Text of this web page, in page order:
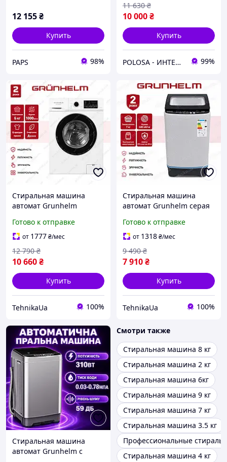
12 155₴
Купить
PAPS 98%
10 000₴
11 630 ₴
Купить
POLOSA - ИНТЕРНЕТ-МАГАЗИН ТОВАРОВ ДЛЯ СТРОИТЕЛЬСТВА, САДА И ДОМА 99%
Стиральная машина
автомат Grunhelm
кг отжим 1000 об/мин 12
программ класс A+++ с
дисплеем
Готово к отправке
от 1777₴/мес
10 660₴
12 790 ₴
Купить
TehnikaUa 100%
Стиральная машина
автомат Grunhelm серая
загрузкой и отжимом до
680
Готово к отправке
от 1318₴/мес
7 910₴
9 490 ₴
Купить
TehnikaUa 100%
Стиральная машина
автомат Grunhelm с
Смотри также
Стиральная машина 8 кг
Стиральная машина 2 кг
Стиральная машина 6кг
Стиральная машина 9 кг
Стиральная машина 7 кг
Стиральная машина 3.5 кг
Профессиональные
Стиральная машина 4 кг